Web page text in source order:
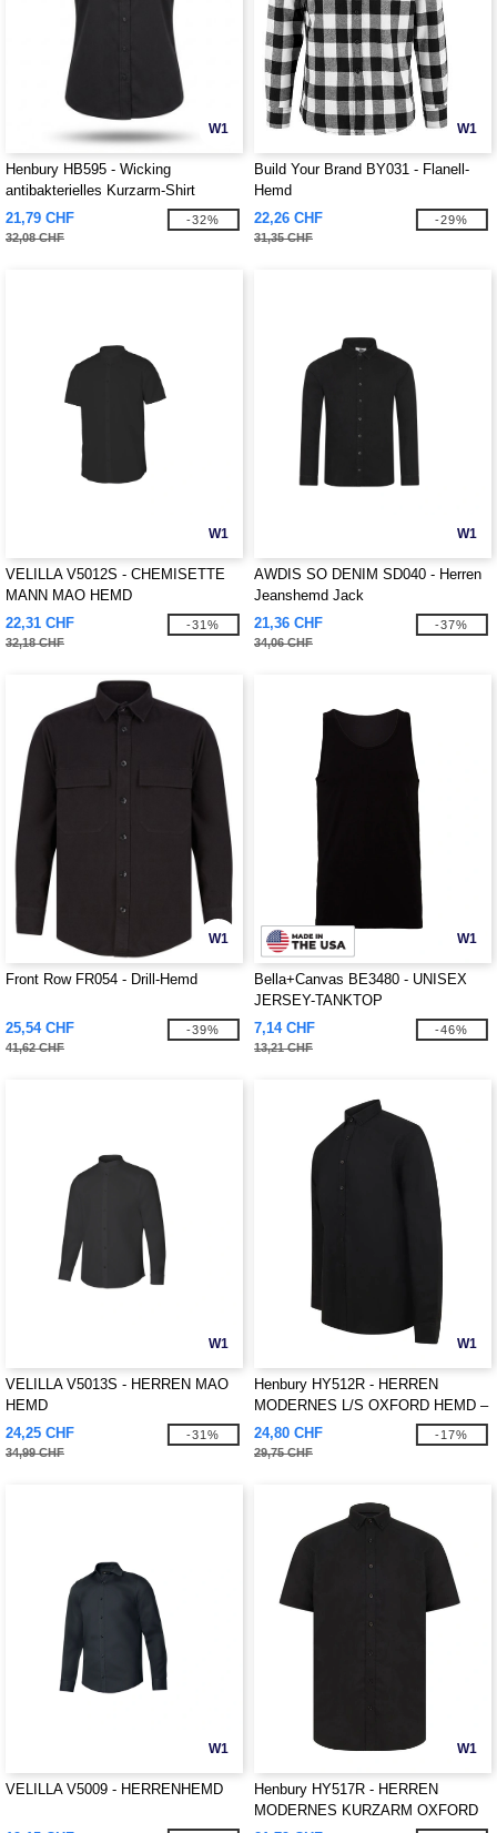
W1
Henbury HB595 - Wicking
antibakterielles Kurzarm-Shirt
21,79 CHF
32,08 CHF
-32%
W1
Build Your Brand BY031 - Flanell-
Hemd
22,26 CHF
31,35 CHF
-29%
W1
VELILLA V5012S - CHEMISETTE
MANN MAO HEMD
22,31 CHF
32,18 CHF
-31%
W1
AWDIS SO DENIM SD040 - Herren
Jeanshemd Jack
21,36 CHF
34,06 CHF
-37%
W1
Front Row FR054 - Drill-Hemd
25,54 CHF
41,62 CHF
-39%
W1
Bella+Canvas BE3480 - UNISEX
JERSEY-TANKTOP
7,14 CHF
13,21 CHF
-46%
W1
VELILLA V5013S - HERREN MAO
HEMD
24,25 CHF
34,99 CHF
-31%
W1
Henbury HY512R - HERREN
MODERNES L/S OXFORD HEMD –
REGULAR FIT
24,80 CHF
29,75 CHF
-17%
W1
VELILLA V5009 - HERRENHEMD
W1
Henbury HY517R - HERREN
MODERNES KURZARM OXFORD